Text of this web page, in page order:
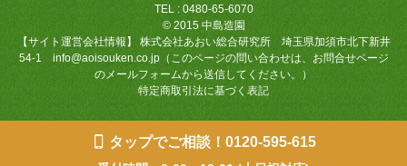
TEL : 0480-65-6070
© 2015 中島造園
【サイト運営会社情報】 株式会社あおい総合研究所 埼玉県加須市北下新井
54-1 info@aoisouken.co.jp（このページの問い合わせは、お問合せページ
のメールフォームから送信してください。）
特定商取引法に基づく表記
タップでご相談！0120-595-615